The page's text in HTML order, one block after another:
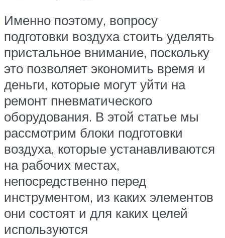
Именно поэтому, вопросу
подготовки воздуха стоить уделять
пристальное внимание, поскольку
это позволяет экономить время и
деньги, которые могут уйти на
ремонт пневматического
оборудования. В этой статье мы
рассмотрим блоки подготовки
воздуха, которые устанавливаются
на рабочих местах,
непосредственно перед
инструментом, из каких элементов
они состоят и для каких целей
используются